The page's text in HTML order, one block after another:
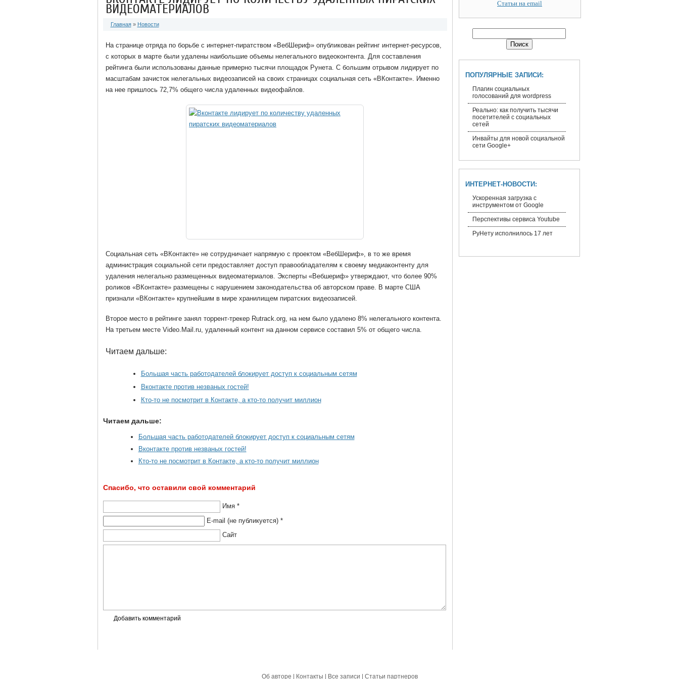
ВИДЕОМАТЕРИАЛОВ
Главная» Новости
На странице отряда по борьбе с интернет-пиратством «ВебШериф» опубликован рейтинг интернет-ресурсов,
с которых в марте были удалены наибольшие объемы нелегального видеоконтента. Для составления
рейтинга были использованы данные примерно тысячи площадок Рунета. С большим отрывом лидирует по
масштабам зачисток нелегальных видеозаписей на своих страницах социальная сеть «ВКонтакте». Именно
на нее пришлось 72,7% общего числа удаленных видеофайлов.
Социальная сеть «ВКонтакте» не сотрудничает напрямую с проектом «ВебШериф», в то же время
администрация социальной сети предоставляет доступ правообладателям к своему медиаконтенту для
удаления нелегально размещенных видеоматериалов. Эксперты «Вебшериф» утверждают, что более 90%
роликов «ВКонтакте» размещены с нарушением законодательства об авторском праве. В марте США
признали «ВКонтакте» крупнейшим в мире хранилищем пиратских видеозаписей.
Второе место в рейтинге занял торрент-трекер Rutrack.org, на нем было удалено 8% нелегального контента.
На третьем месте Video.Mail.ru, удаленный контент на данном сервисе составил 5% от общего числа.
Читаем дальше:
Большая часть работодателей блокирует доступ к социальным сетям
Вконтакте против незваных гостей!
Кто-то не посмотрит в Контакте, а кто-то получит миллион
Читаем дальше:
Большая часть работодателей блокирует доступ к социальным сетям
Вконтакте против незваных гостей!
Кто-то не посмотрит в Контакте, а кто-то получит миллион
Спасибо, что оставили свой комментарий
Имя *
E-mail (не публикуется) *
Сайт
Статьи на email
ПОПУЛЯРНЫЕ ЗАПИСИ:
Плагин социальных
голосований для wordpress
Реально: как получить тысячи
посетителей с социальных
сетей
Инвайты для новой социальной
сети Google+
ИНТЕРНЕТ-НОВОСТИ:
Ускоренная загрузка с
инструментом от Google
Перспективы сервиса Youtube
РуНету исполнилось 17 лет
Об авторе Контакты Все записи Статьи партнеров